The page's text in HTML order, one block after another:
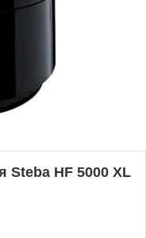
Steba HF 5000 XL